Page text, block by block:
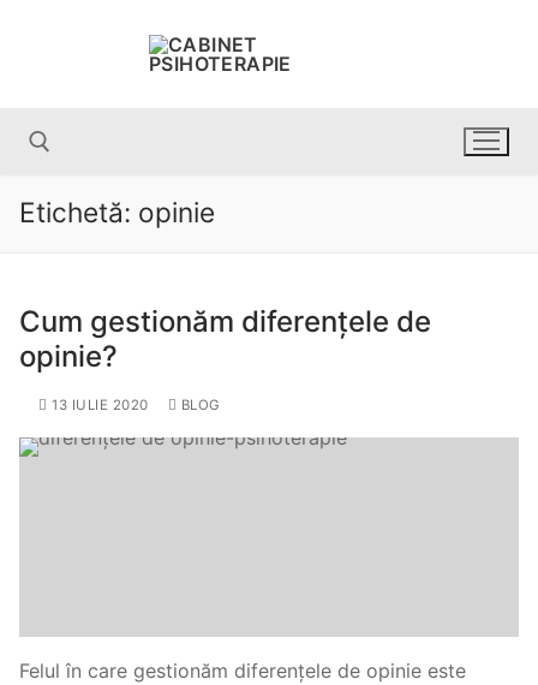
Etichetă: opinie
Cum gestionăm diferențele de
opinie?
13 IULIE 2020 BLOG
Felul în care gestionăm diferențele de opinie este